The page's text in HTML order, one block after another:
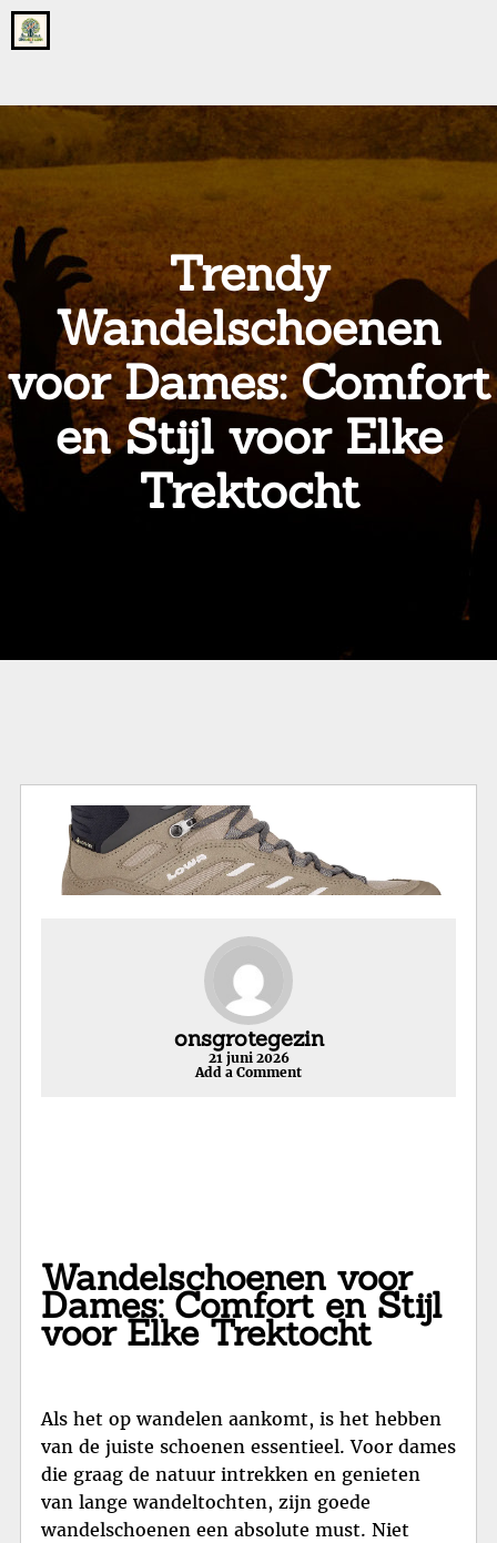
Go
to
page
onsgrotegezin.nl
Trendy
Wandelschoenen
voor Dames: Comfort
en Stijl voor Elke
Trektocht
onsgrotegezin
21 juni 2026
Add a Comment
Wandelschoenen voor
Dames: Comfort en Stijl
voor Elke Trektocht
Als het op wandelen aankomt, is het hebben
van de juiste schoenen essentieel. Voor dames
die graag de natuur intrekken en genieten
van lange wandeltochten, zijn goede
wandelschoenen een absolute must. Niet